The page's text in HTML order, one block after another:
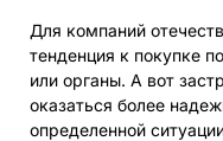
Для компаний
тенденция к покупке
или органы. А вот
оказаться более
определенной